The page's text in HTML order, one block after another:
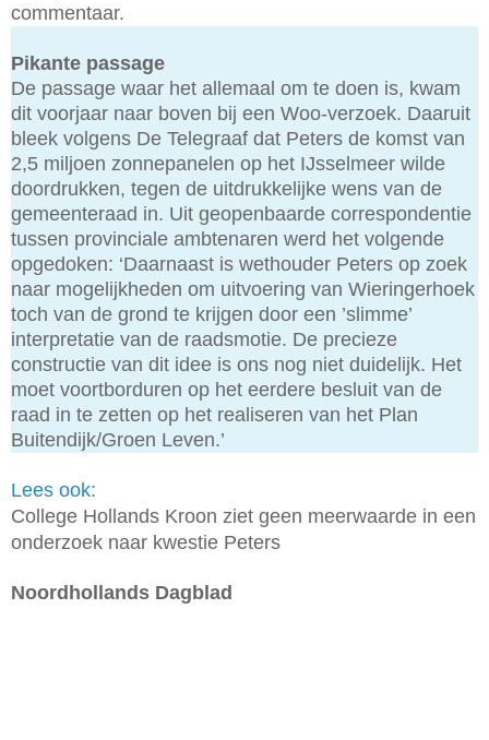
commentaar.
Pikante passage
De passage waar het allemaal om te doen is, kwam
dit voorjaar naar boven bij een Woo-verzoek. Daaruit
bleek volgens De Telegraaf dat Peters de komst van
2,5 miljoen zonnepanelen op het IJsselmeer wilde
doordrukken, tegen de uitdrukkelijke wens van de
gemeenteraad in. Uit geopenbaarde correspondentie
tussen provinciale ambtenaren werd het volgende
opgedoken: ‘Daarnaast is wethouder Peters op zoek
naar mogelijkheden om uitvoering van Wieringerhoek
toch van de grond te krijgen door een ’slimme’
interpretatie van de raadsmotie. De precieze
constructie van dit idee is ons nog niet duidelijk. Het
moet voortborduren op het eerdere besluit van de
raad in te zetten op het realiseren van het Plan
Buitendijk/Groen Leven.’
Lees ook:
College Hollands Kroon ziet geen meerwaarde in een
onderzoek naar kwestie Peters
Noordhollands Dagblad